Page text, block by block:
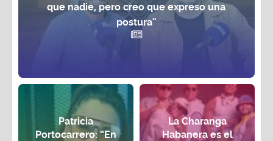
que nadie, pero creo que expreso una
postura”
Patricia
Portocarrero: “En
La Charanga
Habanera es el